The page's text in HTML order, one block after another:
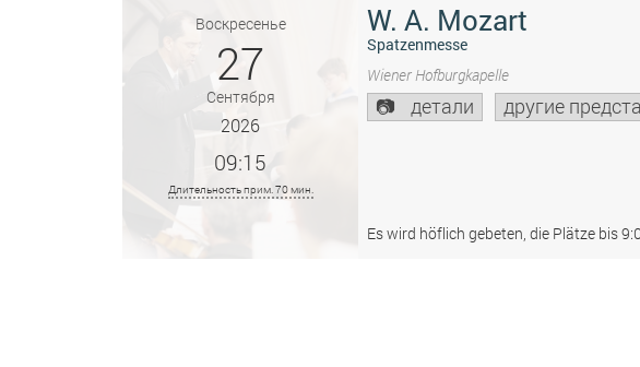
Воскресенье
27
Сентября
2026
09:15
Длительность прим. 70 мин.
W. A. Mozart
Spatzenmesse
Wiener Hofburgkapelle
детали другие
Es wird höflich gebeten, die Plätze bis